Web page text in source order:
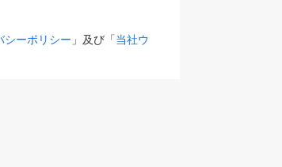
シーポリシー 」及び「当社ウ